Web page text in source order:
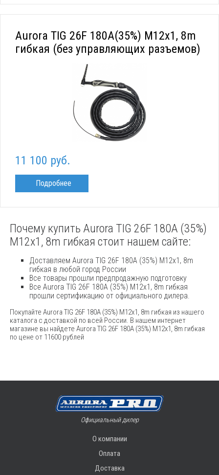
Aurora TIG 26F 180A(35%) M12x1, 8m
гибкая (без управляющих разъемов)
11 100 руб.
Подробнее
Почему купить Aurora TIG 26F 180A (35%)
M12x1, 8m гибкая стоит нашем сайте:
Доставляем Aurora TIG 26F 180A (35%) M12x1, 8m
гибкая в любой город России
Все товары прошли предпродажную подготовку
Все Aurora TIG 26F 180A (35%) M12x1, 8m гибкая
прошли сертификацию от официального дилера.
Покупайте Aurora TIG 26F 180A (35%) M12x1, 8m гибкая из нашего
каталога с доставкой по всей России. В нашем интернет
магазине вы найдете Aurora TIG 26F 180A (35%) M12x1, 8m гибкая
по цене от 11600 рублей
Официальный дилер
О компании
Оплата
Доставка